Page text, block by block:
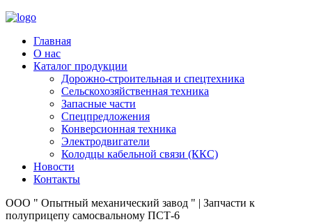
Главная
О нас
Каталог продукции
Дорожно-строительная и спецтехника
Сельскохозяйственная техника
Запасные части
Спецпредложения
Конверсионная техника
Электродвигатели
Колодцы кабельной связи (ККС)
Новости
Контакты
ООО " Опытный механический завод " | Запчасти к
полуприцепу самосвальному ПСТ-6